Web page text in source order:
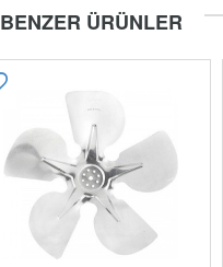
BENZER ÜRÜNLER